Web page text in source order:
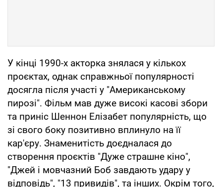
У кінці 1990-х акторка знялася у кількох
проєктах, однак справжньої популярності
досягла після участі у "Американському
пирозі". Фільм мав дуже високі касові збори
та приніс Шеннон Елізабет популярність, що
зі свого боку позитивно вплинуло на її
кар'єру. Знаменитість доєдналася до
створення проєктів "Дуже страшне кіно",
"Джей і мовчазний Боб завдають удару у
відповідь", "13 привидів", та інших. Окрім того,